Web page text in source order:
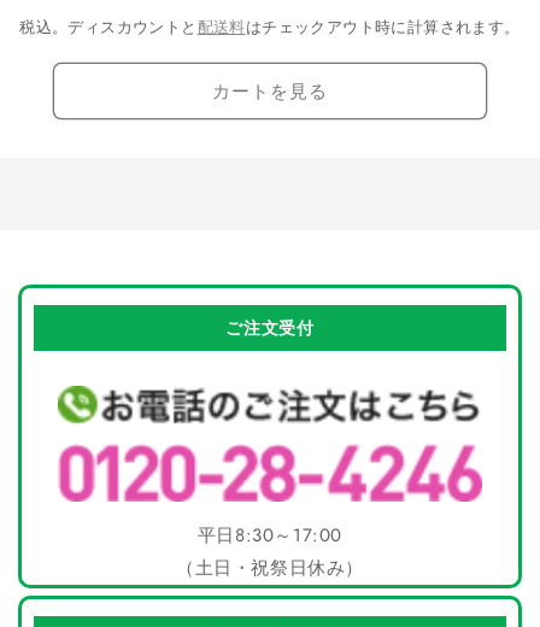
量
減
量
税込。ディスカウントと 配送料はチェックアウト時に計算されます。
カートを見る
ご注文受付
平日8:30～17:00
（土日・祝祭日休み）